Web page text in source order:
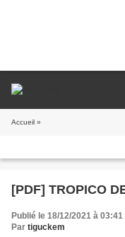
Accueil »
[PDF] TROPICO
Publié le 18/12/2021 à 03:41
Par tiguckem